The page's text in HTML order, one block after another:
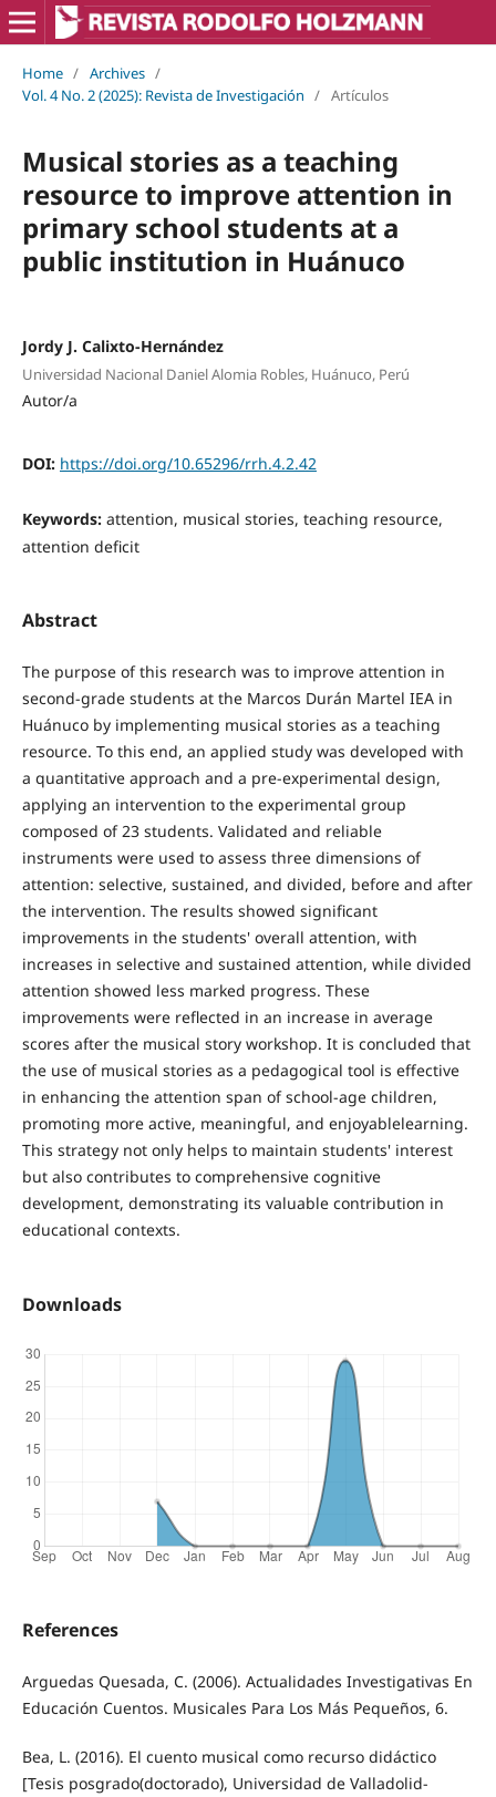
Home / Archives /
Vol. 4 No. 2 (2025): Revista de Investigación / Artículos
Musical stories as a teaching
resource to improve attention in
primary school students at a
public institution in Huánuco
Jordy J. Calixto-Hernández
Universidad Nacional Daniel Alomia Robles, Huánuco, Perú
Autor/a
DOI: https://doi.org/10.65296/rrh.4.2.42
Keywords: attention, musical stories, teaching resource,
attention deficit
Abstract
The purpose of this research was to improve attention in
second-grade students at the Marcos Durán Martel IEA in
Huánuco by implementing musical stories as a teaching
resource. To this end, an applied study was developed with
a quantitative approach and a pre-experimental design,
applying an intervention to the experimental group
composed of 23 students. Validated and reliable
instruments were used to assess three dimensions of
attention: selective, sustained, and divided, before and after
the intervention. The results showed significant
improvements in the students' overall attention, with
increases in selective and sustained attention, while divided
attention showed less marked progress. These
improvements were reflected in an increase in average
scores after the musical story workshop. It is concluded that
the use of musical stories as a pedagogical tool is effective
in enhancing the attention span of school-age children,
promoting more active, meaningful, and enjoyablelearning.
This strategy not only helps to maintain students' interest
but also contributes to comprehensive cognitive
development, demonstrating its valuable contribution in
educational contexts.
Downloads
References
Arguedas Quesada, C. (2006). Actualidades Investigativas En
Educación Cuentos. Musicales Para Los Más Pequeños, 6.
Bea, L. (2016). El cuento musical como recurso didáctico
[Tesis posgrado(doctorado), Universidad de Valladolid-